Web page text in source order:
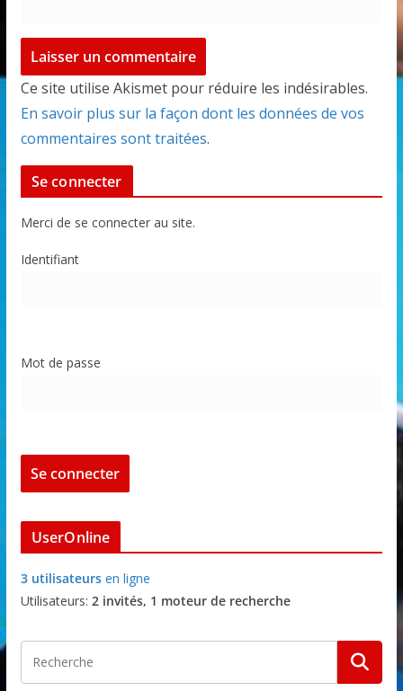
Ce site utilise Akismet pour réduire les indésirables.
En savoir plus sur la façon dont les données de vos
commentaires sont traitées.
Se connecter
Merci de se connecter au site.
Identifiant
Mot de passe
UserOnline
3 utilisateursen ligne
Utilisateurs: 2 invités, 1 moteur de recherche